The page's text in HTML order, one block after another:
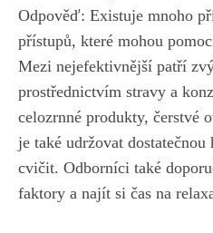
Odpověď: Existuje mnoho
přístupů, které mohou
Mezi nejefektivnější patří
prostřednictvím stravy a
celozrnné produkty, čerstvé
je také udržovat
cvičit. Odborníci také
faktory a najít si čas na